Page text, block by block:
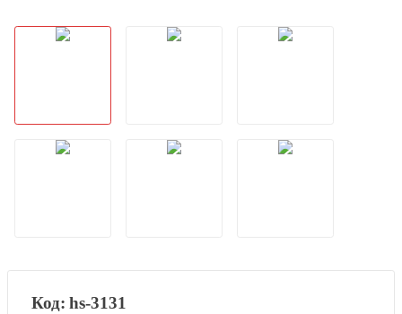
hs-3131